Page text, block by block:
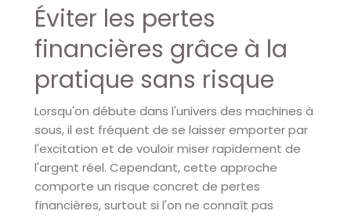
Éviter les pertes
financières grâce à la
pratique sans risque
Lorsqu'on débute dans l'univers des machines à
sous, il est fréquent de se laisser emporter par
l'excitation et de vouloir miser rapidement de
l'argent réel. Cependant, cette approche
comporte un risque concret de pertes
financières, surtout si l'on ne connaît pas